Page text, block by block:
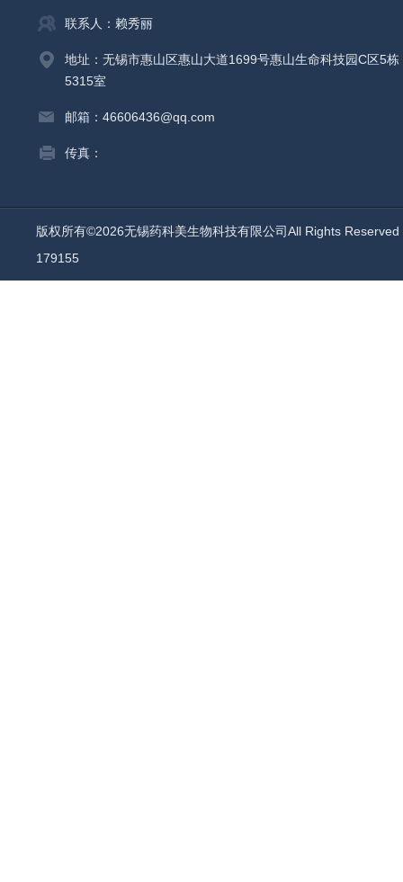
联系人：赖秀丽
地址：无锡市惠山区惠山大道1699号惠山生命科技园C区5栋
5315室
邮箱：46606436@qq.com
传真：
版权所有©2026无锡药科美生物科技有限公司All Rights
179155